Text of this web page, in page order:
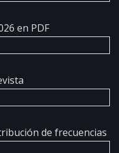
en PDF
de frecuencias